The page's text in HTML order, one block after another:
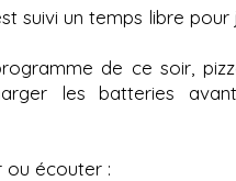
suivi un temps libre
de ce soir,
les batteries
ou écouter :